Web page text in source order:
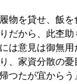
物を貸せ、飯
だから、此杢
は意見は御無
、家資分散の
つたが宜からう